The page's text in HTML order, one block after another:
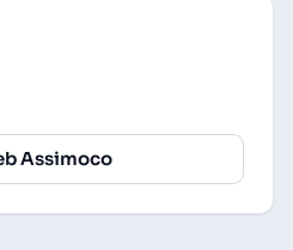
Assimoco